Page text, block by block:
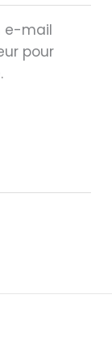
e-mail
pour